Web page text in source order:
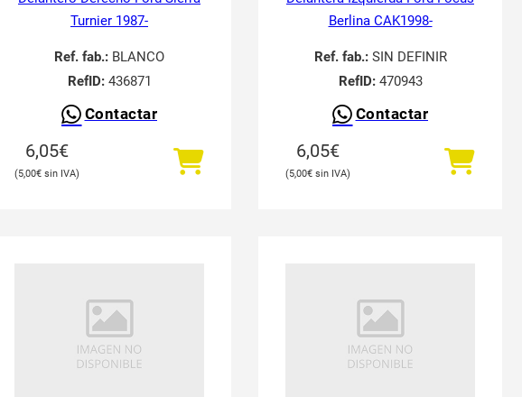
Turnier 1987-
Ref. fab.: BLANCO
RefID:436871
Contactar
6,05€
5,00€
Berlina CAK1998-
Ref. fab.:SIN DEFINIR
RefID:470943
Contactar
6,05€
5,00€